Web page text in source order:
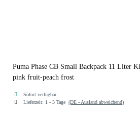
Puma Phase CB Small Backpack 11 Liter
pink fruit-peach frost
Sofort verfügbar
Lieferzeit: 1 - 3 Tage (DE - Ausland abweichend)